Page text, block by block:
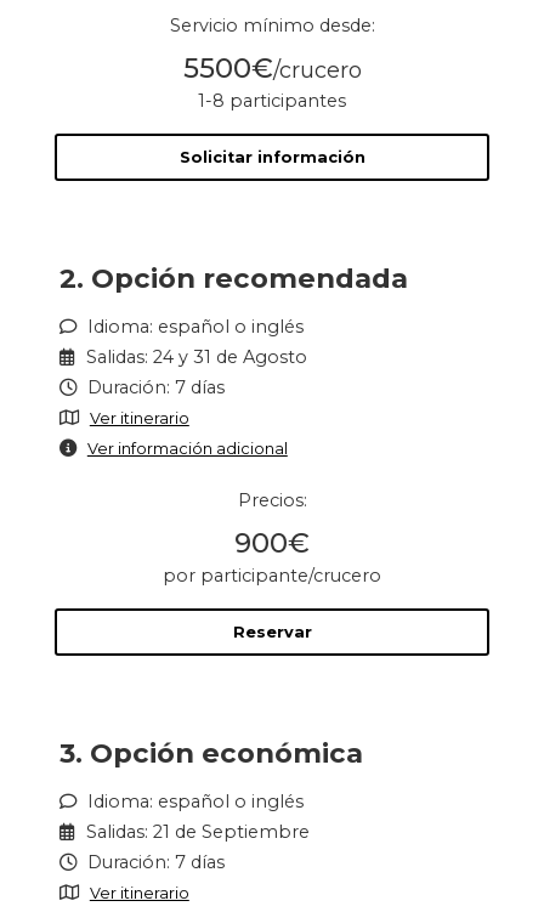
Servicio mínimo desde:
5500€/crucero
1-8 participantes
Solicitar información
2. Opción recomendada
Idioma: español o inglés
Salidas: 24 y 31 de Agosto
Duración: 7 días
Ver itinerario
Ver información adicional
Precios:
900€
por participante/crucero
Reservar
3. Opción económica
Idioma: español o inglés
Salidas: 21 de Septiembre
Duración: 7 días
Ver itinerario